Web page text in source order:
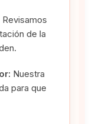
Revisamos
de la
Nuestra
para que